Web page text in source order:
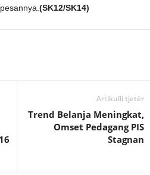
(SK12/SK14)
Artikulli tjetër
Trend Belanja Meningkat,
Omset Pedagang PIS
Stagnan